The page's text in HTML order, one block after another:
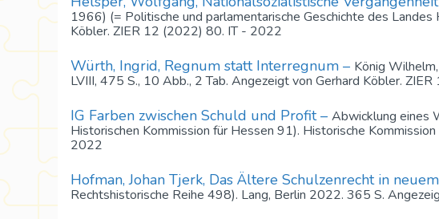
1966) (= Politische und parlamentarische Geschichte des
Köbler. ZIER 12 (2022) 80. IT - 2022
Würth, Ingrid, Regnum statt Interregnum – König
LVIII, 475 S., 10 Abb., 2 Tab. Angezeigt von Gerhard Köbler.
IG Farben zwischen Schuld und Profit – Abwicklung eines
Historischen Kommission für Hessen 91). Historische
2022
Hofman, Johan Tjerk, Das Ältere Schulzenrecht in
Rechtshistorische Reihe 498). Lang, Berlin 2022. 365 S.